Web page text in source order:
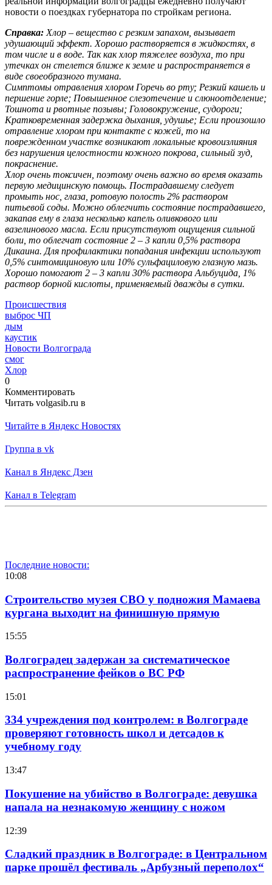
новости о поездках губернатора по стройкам региона.
Справка: Хлор – вещество с резким запахом, вызывает
удушающий эффект. Хорошо растворяется в жидкостях, в
том числе и в воде. Так как хлор тяжелее воздуха, то при
утечках он стелется ближе к земле и распространяется в
виде своеобразного тумана.
Симптомы отравления хлором Горечь во рту; Резкий кашель и
першение горле; Повышенное слезотечение и слюноотделение;
Тошнота и рвотные позывы; Головокружение, судороги;
Кратковременная задержка дыхания, удушье; Если произошло
отравление хлором при контакте с кожей, то на
поврежденном участке возникают локальные кровоизлияния
без нарушения целостности кожного покрова, сильный зуд,
покраснение.
Хлор очень токсичен, поэтому очень важно во время оказать
первую медицинскую помощь. Пострадавшему следует
промыть нос, глаза, ротовую полость 2% раствором
питьевой соды. Можно облегчить состояние пострадавшего,
закапав ему в глаза несколько капель оливкового или
вазелинового масла. Если присутствуют ощущения сильной
боли, то облегчат состояние 2 – 3 капли 0,5% раствора
Дикаина. Для профилактики попадания инфекции используют
0,5% синтомициновую или 10% сульфациловую глазную мазь.
Хорошо помогают 2 – 3 капли 30% раствора Альбуцида, 1%
раствор борной кислоты, применяемый дважды в сутки.
Происшествия
выброс ЧП
дым
каустик
Новости Волгограда
смог
Хлор
0
Комментировать
Читать volgasib.ru в
Читайте в Яндекс Новостях
Группа в vk
Канал в Яндекс Дзен
Канал в Telegram
Последние новости:
10:08
Строительство музея СВО у подножия Мамаева
кургана выходит на финишную прямую
15:55
Волгоградец задержан за систематическое
распространение фейков о ВС РФ
15:01
334 учреждения под контролем: в Волгограде
проверяют готовность школ и детсадов к
учебному году
13:47
Покушение на убийство в Волгограде: девушка
напала на незнакомую женщину с ножом
12:39
Сладкий праздник в Волгограде: в Центральном
парке прошёл фестиваль „Арбузный переполох“